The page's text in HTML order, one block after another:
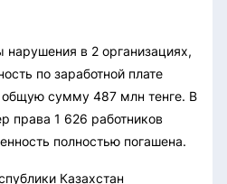
в 2 организациях,
по заработной плате
общую сумму 487 млн тенге. В
права 1 626 работников
полностью погашена.
Казахстан